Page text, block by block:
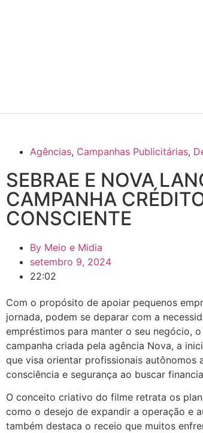
Agências, Campanhas Publicitárias,
SEBRAE E NOVA
CAMPANHA
CONSCIENTE
By Meio e Midia
setembro 9, 2024
22:02
Com o propósito de apoiar pequenos
jornada, podem se deparar com a
empréstimos para manter o seu negócio,
campanha criada pela agência Nova, a
que visa orientar profissionais autônomos
consciência e segurança ao buscar
O conceito criativo do filme retrata os
como o desejo de expandir a operação e
também destaca o receio que muitos